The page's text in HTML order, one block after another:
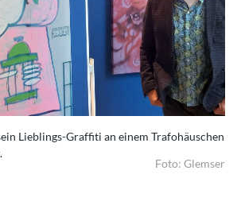
Lieblings-Graffiti an einem Trafohäuschen
Foto: Glemser